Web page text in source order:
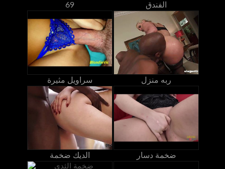
69 الفندق
سراويل مثيرة ربه منزل
الديك ضخمة ضخمة دسار